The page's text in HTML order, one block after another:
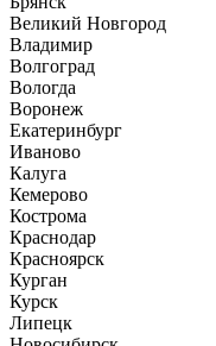
Великий Новгород
Владимир
Волгоград
Вологда
Воронеж
Екатеринбург
Иваново
Калуга
Кемерово
Кострома
Краснодар
Красноярск
Курган
Курск
Липецк